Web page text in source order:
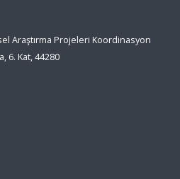
Araştırma Projeleri Koordinasyon
6. Kat, 44280